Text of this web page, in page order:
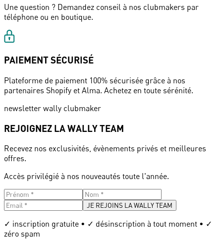
Une question ? Demandez conseil à nos clubmakers par
téléphone ou en boutique.
PAIEMENT SÉCURISÉ
Plateforme de paiement 100% sécurisée grâce à nos
partenaires Shopify et Alma. Achetez en toute sérénité.
newsletter wally clubmaker
REJOIGNEZ LA WALLY TEAM
Recevez nos exclusivités, évènements privés et meilleures
offres.
Accès privilégié à nos nouveautés toute l'année.
JE REJOINS LA WALLY TEAM
✓ inscription gratuite • ✓ désinscription à tout moment • ✓
zéro spam